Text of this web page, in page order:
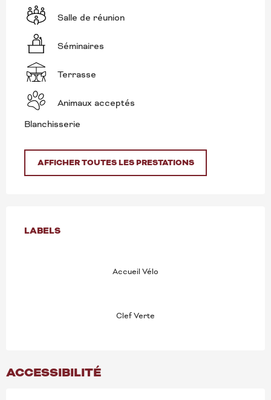
Salle de réunion
Séminaires
Terrasse
Animaux acceptés
Blanchisserie
AFFICHER TOUTES LES PRESTATIONS
OFFRES DE PRESTATIONS
LABELS
LABELS
Accueil Vélo
Clef Verte
ACCESSIBILITÉ